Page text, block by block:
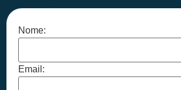
Nome:
Email: